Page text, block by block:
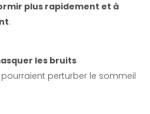
plus rapidement et à
.
les bruits
perturber le sommeil